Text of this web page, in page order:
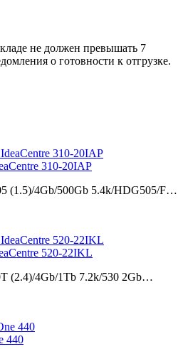
не должен превышать 7
о готовности к отгрузке.
310-20IAP
(1.5)/4Gb/500Gb 5.4k/HDG505/F…
520-22IKL
(2.4)/4Gb/1Tb 7.2k/530 2Gb…
440